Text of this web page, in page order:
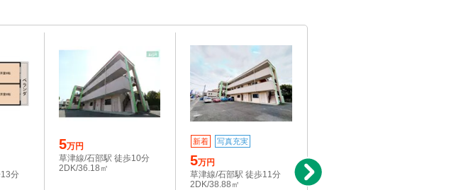
分
5万円
草津線/石部駅 徒歩10分
2DK/36.18㎡
新着 写真充実
5万円
草津線/石部駅 徒歩11分
2DK/38.88㎡
草津線/石部駅 徒歩11分